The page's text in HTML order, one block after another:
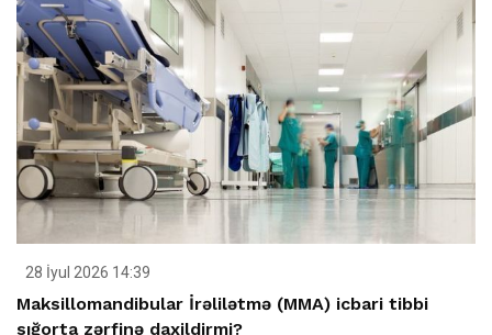
28 İyul 2026 14:39
Maksillomandibular İrəlilətmə (MMA) icbari tibbi
sığorta zərfinə daxildirmi?